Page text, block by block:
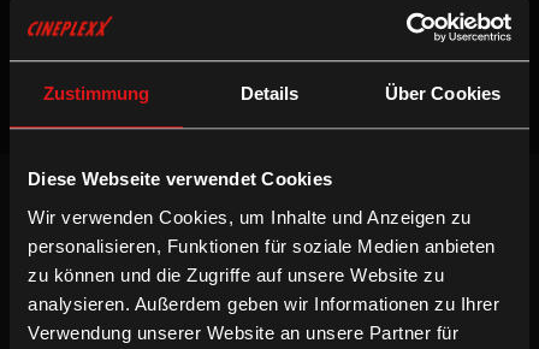
Zustimmung Details Über Cookies
Diese Webseite verwendet Cookies
Wir verwenden Cookies, um Inhalte und Anzeigen zu
personalisieren, Funktionen für soziale Medien anbieten
zu können und die Zugriffe auf unsere Website zu
analysieren. Außerdem geben wir Informationen zu Ihrer
Verwendung unserer Website an unsere Partner für
Keine Vorstellungen verfügbar
Willst du keinen Film verpassen, registriere
dich beim Newsletter um am Laufenden zu
bleiben!
ANMELDEN